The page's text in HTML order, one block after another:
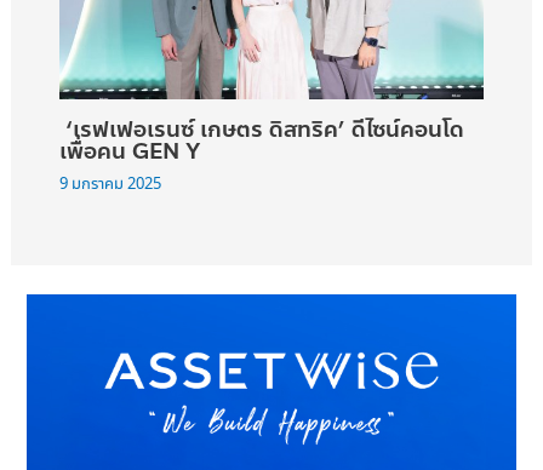
‘เรฟเฟอเรนซ์ เกษตร ดิสทริค’ ดีไซน์คอนโด
เพื่อคน GEN Y
9 มกราคม 2025